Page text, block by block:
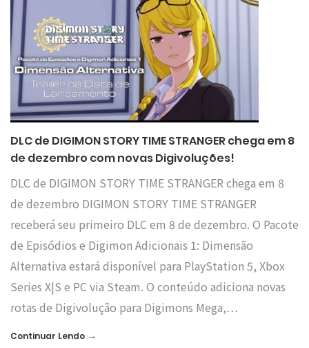
DLC de DIGIMON STORY TIME STRANGER chega em 8
de dezembro com novas Digivoluções!
DLC de DIGIMON STORY TIME STRANGER chega em 8
de dezembro DIGIMON STORY TIME STRANGER
receberá seu primeiro DLC em 8 de dezembro. O Pacote
de Episódios e Digimon Adicionais 1: Dimensão
Alternativa estará disponível para PlayStation 5, Xbox
Series X|S e PC via Steam. O conteúdo adiciona novas
rotas de Digivolução para Digimons Mega,…
Continuar Lendo →